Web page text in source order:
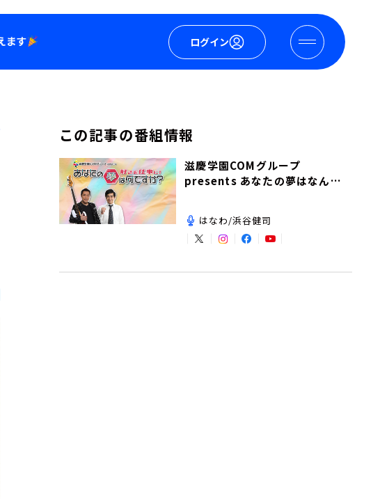
ログイン
この記事の番組情報
滋慶学園COMグループ
presents あなたの夢はなんで
はなわ/浜谷健司